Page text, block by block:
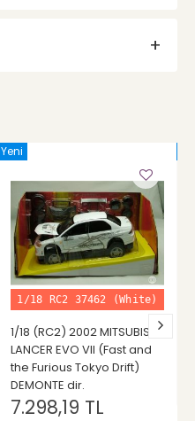
1/18 RC2 37462 (White)
1/18 (RC2) 2002 MITSUBISHI
LANCER EVO VII (Fast and
the Furious Tokyo Drift)
DEMONTE dir.
7.298,19 TL
Yeni